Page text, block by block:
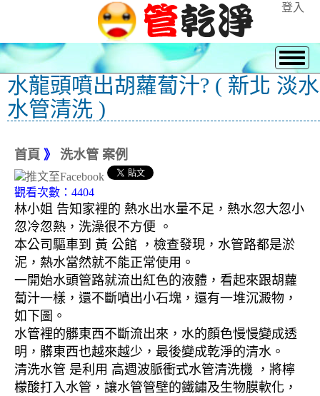
登入
水龍頭噴出胡蘿蔔汁? ( 新北 淡水
水管清洗 )
首頁 》 洗水管 案例
觀看次數：4404
林小姐 告知家裡的 熱水出水量不足，熱水忽大忽小
忽冷忽熱，洗澡很不方便 。
本公司驅車到 黃 公館 ，檢查發現，水管路都是淤
泥，熱水當然就不能正常使用。
一開始水頭管路就流出紅色的液體，看起來跟胡蘿
蔔汁一樣，還不斷噴出小石塊，還有一堆沉澱物，
如下圖。
水管裡的髒東西不斷流出來，水的顏色慢慢變成透
明，髒東西也越來越少，最後變成乾淨的清水。
清洗水管 是利用 高週波脈衝式水管清洗機 ，將檸
檬酸打入水管，讓水管管壁的鐵鏽及生物膜軟化，